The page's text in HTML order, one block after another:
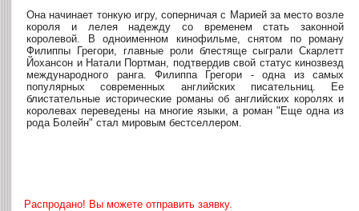
Она начинает тонкую игру, соперничая с Марией за место возле
короля и лелея надежду со временем стать законной
королевой. В одноименном кинофильме, снятом по роману
Филиппы Грегори, главные роли блестяще сыграли Скарлетт
Йохансон и Натали Портман, подтвердив свой статус кинозвезд
международного ранга. Филиппа Грегори - одна из самых
популярных современных английских писательниц. Ее
блистательные исторические романы об английских королях и
королевах переведены на многие языки, а роман "Еще одна из
рода Болейн" стал мировым бестселлером.
Распродано! Вы можете отправить заявку.